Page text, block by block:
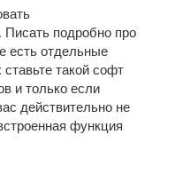
подробно про
есть отдельные
такой софт
и только если
действительно не
функция